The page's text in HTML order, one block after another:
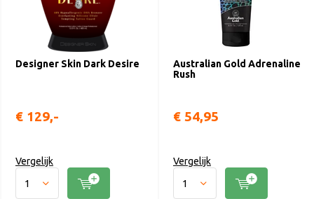
Designer Skin Dark Desire
€ 129,-
Vergelijk
Australian Gold Adrenaline
Rush
€ 54,95
Vergelijk